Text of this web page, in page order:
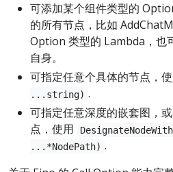
可添加某个组件类型的
的所有节点，比如
Option 类型的 Lambda，也
自身。
可指定任意个具体的节点，
...string) .
可指定任意深度的嵌套图，
点，使用
...*NodePath) .